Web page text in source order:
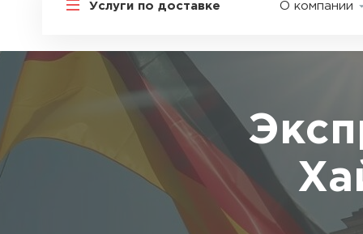
Услуги по доставке
Международная доставка
СНГ
Экспресс-доставка в Россию
Специальные сервисы
Самые срочные тарифы
Перевозка специальных грузов
Дополнительные услуги
Популярные направления
О компании
Оплата
Вакансии
Акции